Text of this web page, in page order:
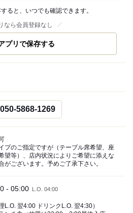
ると、いつでも確認できます。
なら会員登録なし
プリで保存する
050-5868-1269
プのご指定ですが（テーブル席希望、座
望等）、店内状況によりご希望に添えな
がございます。予めご了承下さい。
- 05:00 L.O. 04:00
理L.O. 翌4:00 ドリンクL.O. 翌4:30）